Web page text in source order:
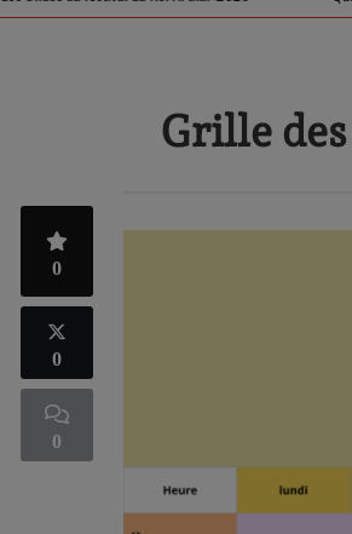
Grille
0
0
0